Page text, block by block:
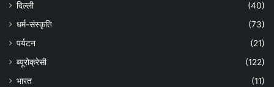
दिल्ली
(40)
धर्म-संस्कृति
(73)
पर्यटन
(21)
ब्यूरोक्रेसी
(122)
भारत
(11)